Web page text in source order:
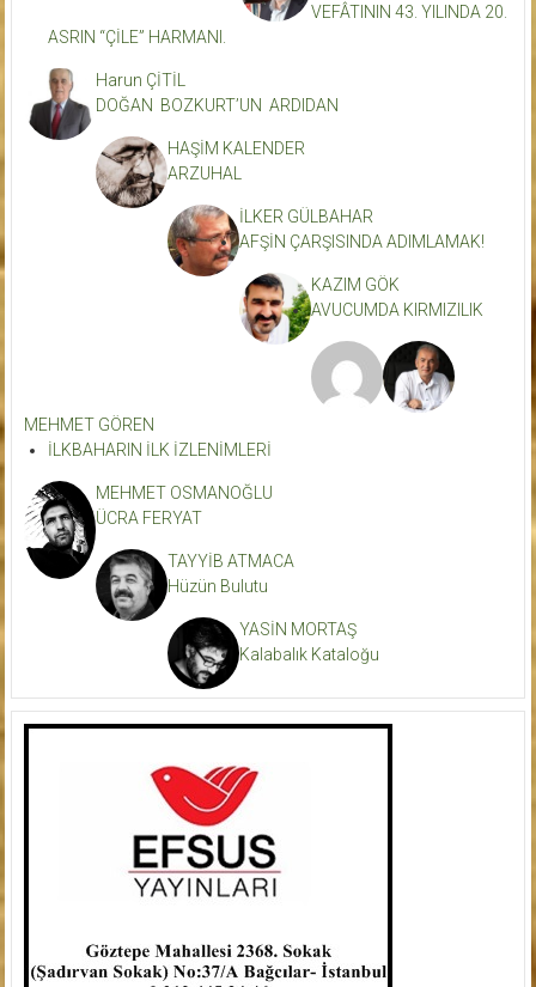
VEFÂTININ 43. YILINDA 20.
ASRIN “ÇİLE” HARMANI.
Harun ÇİTİL
DOĞAN BOZKURT’UN ARDIDAN
HAŞİM KALENDER
ARZUHAL
İLKER GÜLBAHAR
AFŞİN ÇARŞISINDA ADIMLAMAK!
KAZIM GÖK
AVUCUMDA KIRMIZILIK
MEHMET GÖREN
İLKBAHARIN İLK İZLENİMLERİ
MEHMET OSMANOĞLU
ÜCRA FERYAT
TAYYİB ATMACA
Hüzün Bulutu
YASİN MORTAŞ
Kalabalık Kataloğu